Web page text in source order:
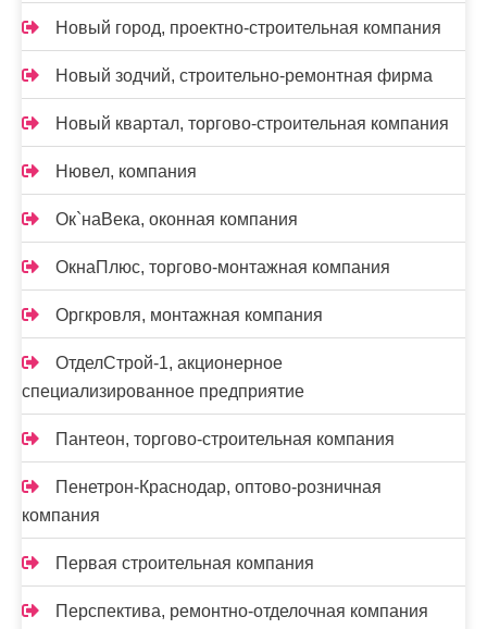
Новый город, проектно-строительная компания
Новый зодчий, строительно-ремонтная фирма
Новый квартал, торгово-строительная компания
Нювел, компания
Ок`наВека, оконная компания
ОкнаПлюс, торгово-монтажная компания
Оргкровля, монтажная компания
ОтделСтрой-1, акционерное
специализированное предприятие
Пантеон, торгово-строительная компания
Пенетрон-Краснодар, оптово-розничная
компания
Первая строительная компания
Перспектива, ремонтно-отделочная компания